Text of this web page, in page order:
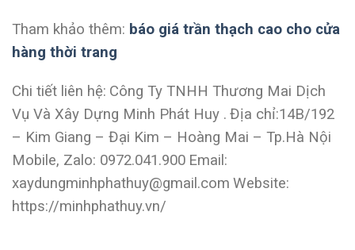
Tham khảo thêm: báo giá trần thạch cao cho cửa
hàng thời trang
Chi tiết liên hệ: Công Ty TNHH Thương Mai Dịch
Vụ Và Xây Dựng Minh Phát Huy . Địa chỉ:14B/192
– Kim Giang – Đại Kim – Hoàng Mai – Tp.Hà Nội
Mobile, Zalo: 0972.041.900 Email:
xaydungminhphathuy@gmail.com Website:
https://minhphathuy.vn/